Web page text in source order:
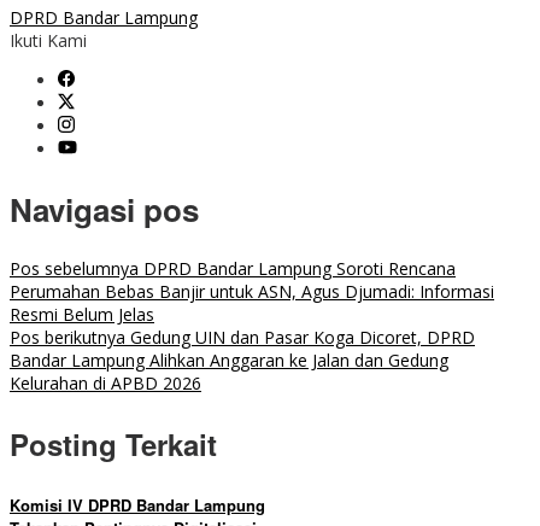
DPRD Bandar Lampung
Ikuti Kami
Navigasi pos
Pos sebelumnya DPRD Bandar Lampung Soroti Rencana
Perumahan Bebas Banjir untuk ASN, Agus Djumadi: Informasi
Resmi Belum Jelas
Pos berikutnya Gedung UIN dan Pasar Koga Dicoret, DPRD
Bandar Lampung Alihkan Anggaran ke Jalan dan Gedung
Kelurahan di APBD 2026
Posting Terkait
Komisi IV DPRD Bandar Lampung